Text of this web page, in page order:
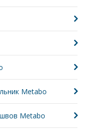
Metabo
Metabo